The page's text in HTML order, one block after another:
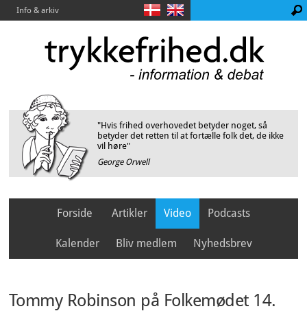
Info & arkiv
"Hvis frihed overhovedet betyder noget, så
betyder det retten til at fortælle folk det, de ikke
vil høre"
George Orwell
Forside Artikler Video Podcasts
Kalender Bliv medlem Nyhedsbrev
Tommy Robinson på Folkemødet 14.